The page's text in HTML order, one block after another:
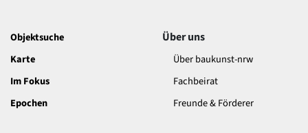
Objektsuche
Karte
Im Fokus
Epochen
Über uns
Über baukunst-nrw
Fachbeirat
Freunde & Förderer